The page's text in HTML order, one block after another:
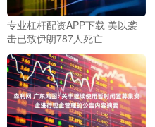
专业杠杆配资APP下载 美以袭
击已致伊朗787人死亡